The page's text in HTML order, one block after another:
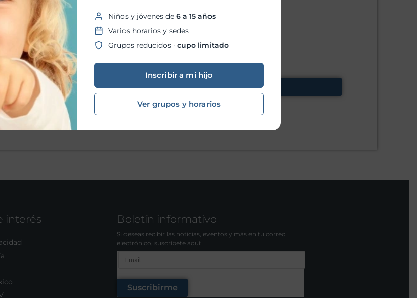
interés Boletín informativo
Si deseas recibir las noticias, eventos y más en tu correo
electrónico, suscríbete aquí:
Suscribirme
Niños y jóvenes de 6 a 15 años
Varios horarios y sedes
Grupos reducidos · cupo limitado
Inscribir a mi hijo
Ver grupos y horarios